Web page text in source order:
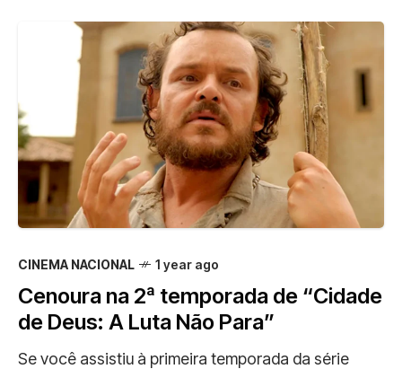
CINEMA NACIONAL 1 year ago
Cenoura na 2ª temporada de “Cidade
de Deus: A Luta Não Para”
Se você assistiu à primeira temporada da série